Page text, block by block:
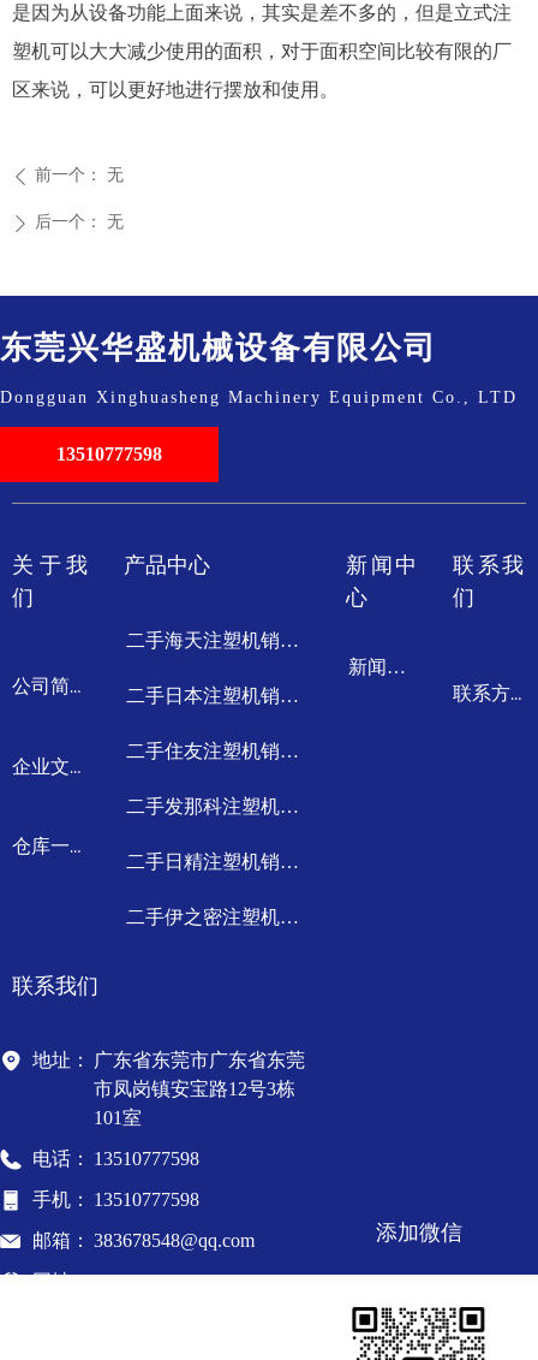
是因为从设备功能上面来说，其实是差不多的，但是立式注
塑机可以大大减少使用的面积，对于面积空间比较有限的厂
区来说，可以更好地进行摆放和使用。
ꄴ 前一个： 无
ꄲ 后一个： 无
添加微信
东莞兴华盛机械设备有限公司
Dongguan Xinghuasheng Machinery Equipment Co., LTD
地址：
广东省东莞市广东省东莞
市凤岗镇安宝路12号3栋
101室
电话：
13510777598
手机：
13510777598
邮箱： 383678548@qq.com
网址：www.dgxhsjx.com
联系我们
关于我
们
公司简介
企业文化
仓库一角
产品中心
二手海天注塑机销售回收
二手日本注塑机销售回收
二手住友注塑机销售回收
二手发那科注塑机销售回收
二手日精注塑机销售回收
二手伊之密注塑机销售回收
新闻中
心
新闻动态
联系我
们
联系方式
13510777598